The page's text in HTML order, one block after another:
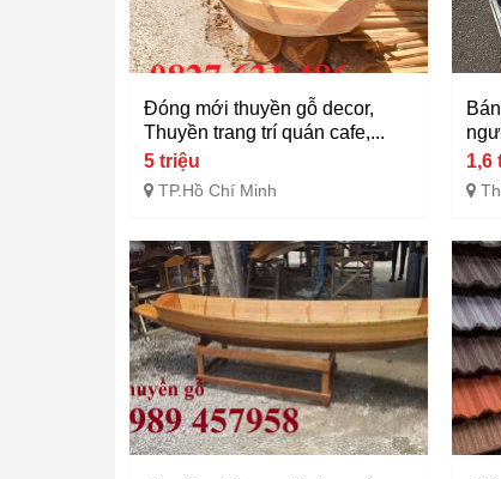
Đóng mới thuyền gỗ decor,
Thuyền trang trí quán cafe,...
5 triệu
TP.Hồ Chí Minh
1,6